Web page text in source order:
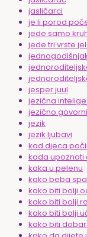
jasličarci
je li porod
jede samo
jede tri vrste
jesper juul
jezična
jezično
jezik
jezik ljubavi
kad djeca
kada upoznati
kaka u pelenu
kako beba
kako biti bolji
kako biti bolji
kako biti bolji
kako biti